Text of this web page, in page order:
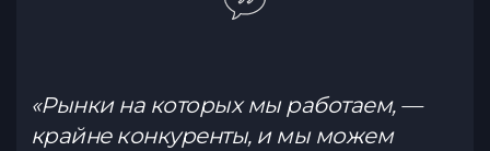
«Рынки на которых мы работаем, —
крайне конкуренты, и мы можем